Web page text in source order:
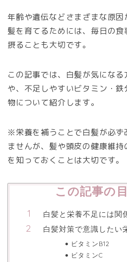
年齢や遺伝などさまざまな原
髪を育てるためには、毎日の食
摂ることも大切です。
この記事では、白髪が気にな
や、不足しやすいビタミン・
物について紹介します。
※栄養を補うことで白髪が必ず
ませんが、髪や頭皮の健康維
を知っておくことは大切です。
この記事の
白髪と栄養不足には関
白髪対策で意識したい
ビタミンB12
ビタミンC